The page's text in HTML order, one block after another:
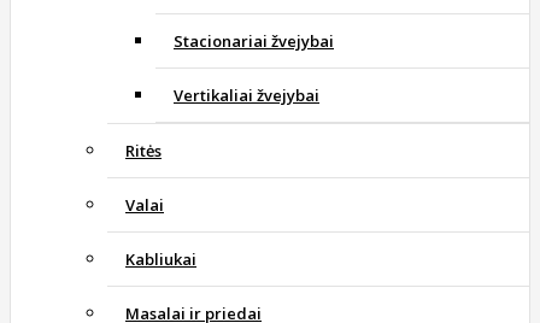
Stacionariai žvejybai
Vertikaliai žvejybai
Ritės
Valai
Kabliukai
Masalai ir priedai